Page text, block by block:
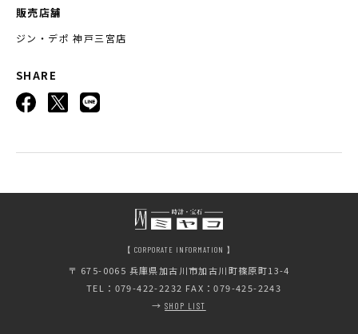
販売店舗
ジン・デポ 神戸三宮店
SHARE
【 CORPORATE INFORMATION 】
〒 675-0065 兵庫県加古川市加古川町篠原町13-4
TEL：079-422-2232 FAX：079-425-2243
→SHOP LIST